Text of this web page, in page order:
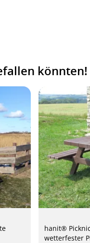
könnten!
hanit®
wetterfester